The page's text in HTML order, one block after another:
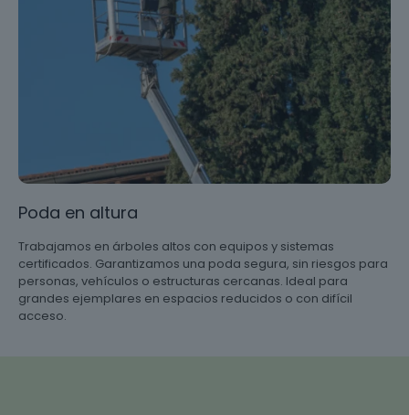
Poda en altura
Trabajamos en árboles altos con equipos y sistemas
certificados. Garantizamos una poda segura, sin riesgos para
personas, vehículos o estructuras cercanas. Ideal para
grandes ejemplares en espacios reducidos o con difícil
acceso.